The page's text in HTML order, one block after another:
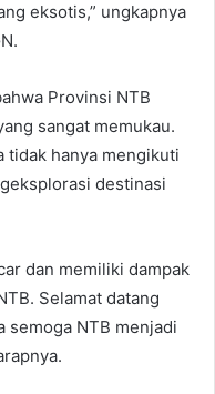
eksotis,” ungkapnya
Provinsi NTB
sangat memukau.
tidak hanya mengikuti
destinasi
dan memiliki dampak
Selamat datang
semoga NTB menjadi